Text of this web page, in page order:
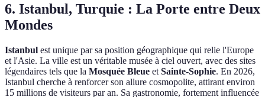
6. Istanbul, Turquie : La Porte entre Deux
Mondes
Istanbul est unique par sa position géographique qui relie l'Europe
et l'Asie. La ville est un véritable musée à ciel ouvert, avec des sites
légendaires tels que la Mosquée Bleue et Sainte-Sophie. En 2026,
Istanbul cherche à renforcer son allure cosmopolite, attirant environ
15 millions de visiteurs par an. Sa gastronomie, fortement influencée